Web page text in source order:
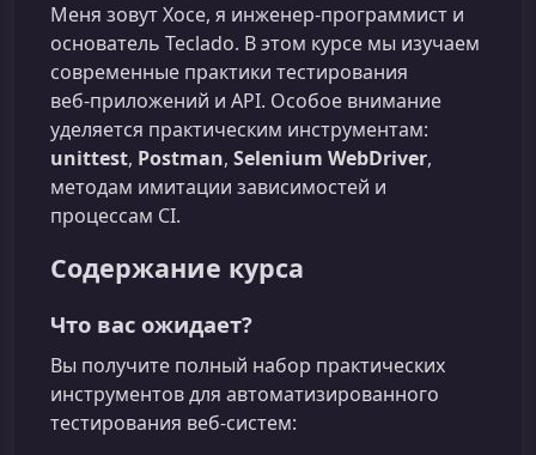
Меня зовут Хосе, я инженер‑программист и
основатель Teclado. В этом курсе мы изучаем
современные практики тестирования
веб‑приложений и API. Особое внимание
уделяется практическим инструментам:
unittest, Postman, Selenium WebDriver,
методам имитации зависимостей и
процессам CI.
Содержание курса
Что вас ожидает?
Вы получите полный набор практических
инструментов для автоматизированного
тестирования веб‑систем: